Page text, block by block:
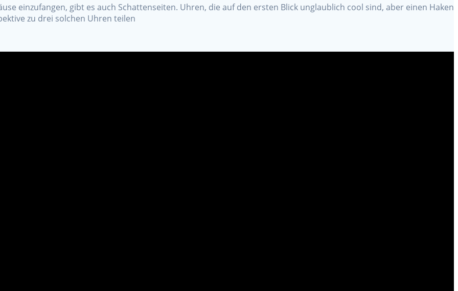
einzufangen, gibt es auch Schattenseiten. Uhren, die auf den ersten Blick unglaublich cool sind, aber einen Haken
zu drei solchen Uhren teilen